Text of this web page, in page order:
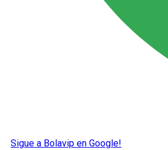
Sigue a Bolavip en Google!